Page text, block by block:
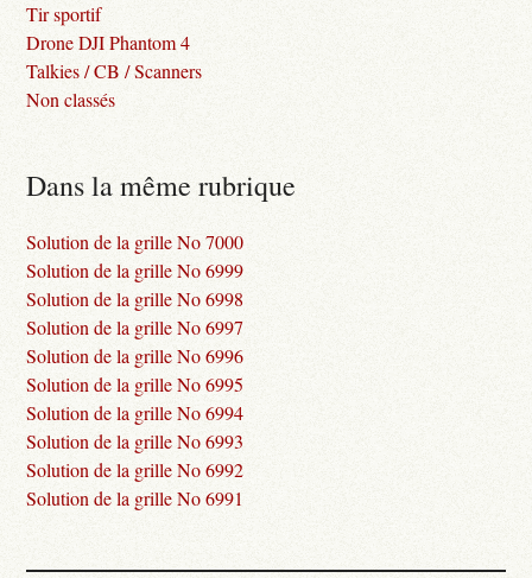
Tir sportif
Drone DJI Phantom 4
Talkies / CB / Scanners
Non classés
Dans la même rubrique
Solution de la grille No 7000
Solution de la grille No 6999
Solution de la grille No 6998
Solution de la grille No 6997
Solution de la grille No 6996
Solution de la grille No 6995
Solution de la grille No 6994
Solution de la grille No 6993
Solution de la grille No 6992
Solution de la grille No 6991